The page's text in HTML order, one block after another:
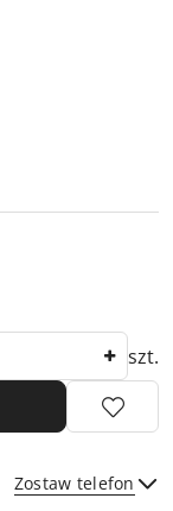
szt.
Zostaw telefon